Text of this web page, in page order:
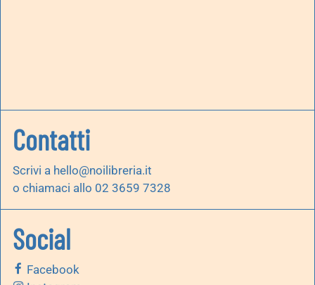
Contatti
Scrivi a hello@noilibreria.it
o chiamaci allo 02 3659 7328
Social
Facebook